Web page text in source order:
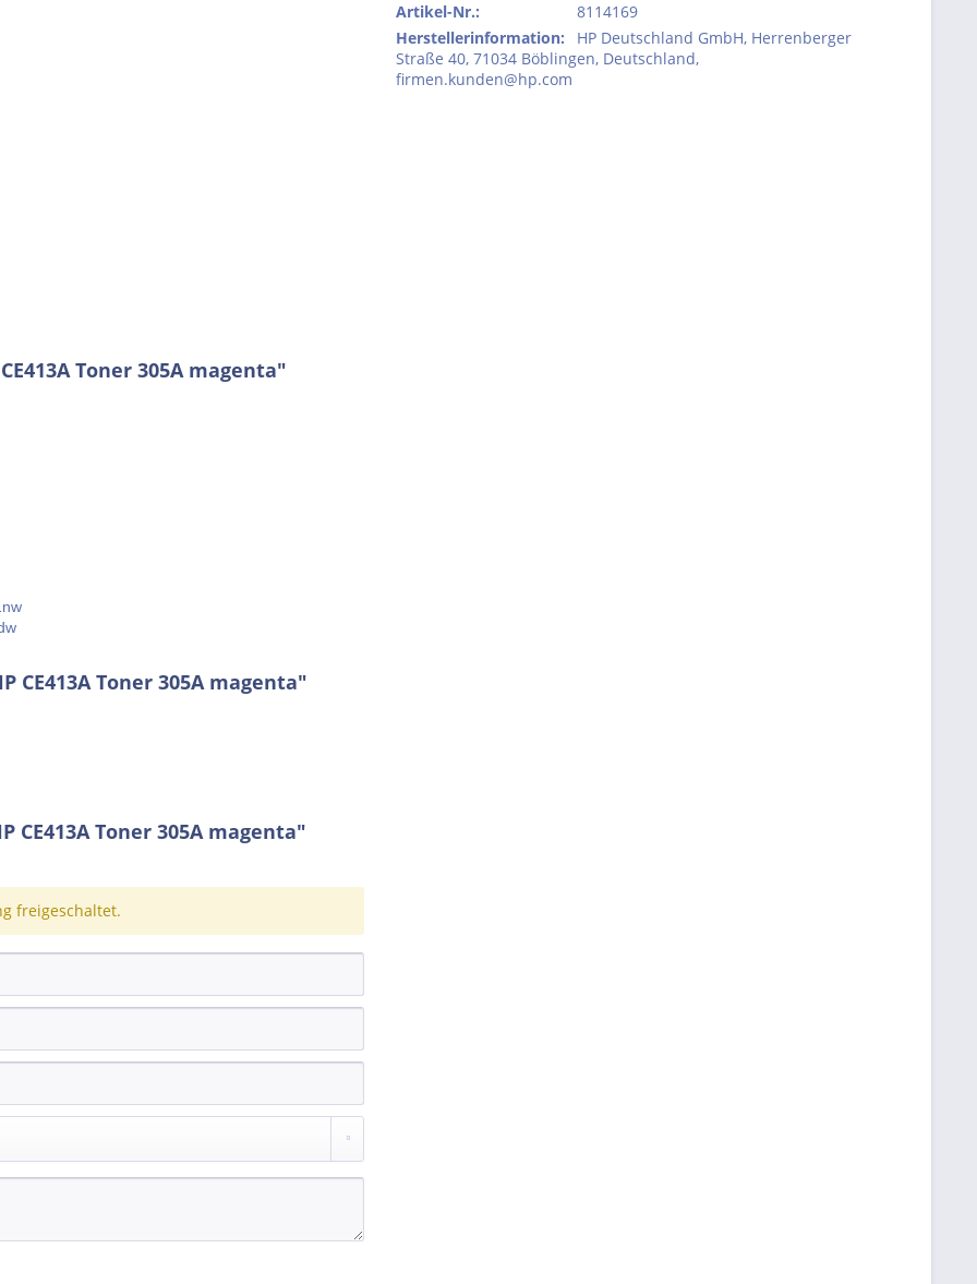
Artikel-Nr.:
8114169
Herstellerinformation:
HP Deutschland GmbH, Herrenberger
Straße 40, 71034 Böblingen, Deutschland,
firmen.kunden@hp.com
Toner 305A magenta"
Toner 305A magenta"
Toner 305A magenta"
freigeschaltet.